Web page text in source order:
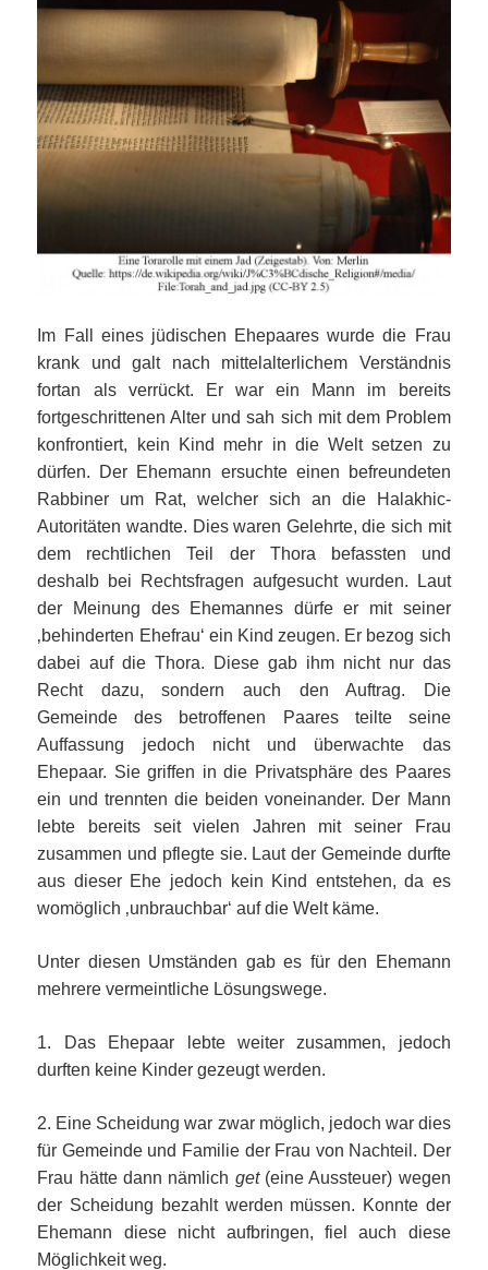
Im Fall eines jüdischen Ehepaares wurde die Frau
krank und galt nach mittelalterlichem Verständnis
fortan als verrückt. Er war ein Mann im bereits
fortgeschrittenen Alter und sah sich mit dem Problem
konfrontiert, kein Kind mehr in die Welt setzen zu
dürfen. Der Ehemann ersuchte einen befreundeten
Rabbiner um Rat, welcher sich an die Halakhic-
Autoritäten wandte. Dies waren Gelehrte, die sich mit
dem rechtlichen Teil der Thora befassten und
deshalb bei Rechtsfragen aufgesucht wurden. Laut
der Meinung des Ehemannes dürfe er mit seiner
‚behinderten Ehefrau‘ ein Kind zeugen. Er bezog sich
dabei auf die Thora. Diese gab ihm nicht nur das
Recht dazu, sondern auch den Auftrag. Die
Gemeinde des betroffenen Paares teilte seine
Auffassung jedoch nicht und überwachte das
Ehepaar. Sie griffen in die Privatsphäre des Paares
ein und trennten die beiden voneinander. Der Mann
lebte bereits seit vielen Jahren mit seiner Frau
zusammen und pflegte sie. Laut der Gemeinde durfte
aus dieser Ehe jedoch kein Kind entstehen, da es
womöglich ‚unbrauchbar‘ auf die Welt käme.
Unter diesen Umständen gab es für den Ehemann
mehrere vermeintliche Lösungswege.
1. Das Ehepaar lebte weiter zusammen, jedoch
durften keine Kinder gezeugt werden.
2. Eine Scheidung war zwar möglich, jedoch war dies
für Gemeinde und Familie der Frau von Nachteil. Der
Frau hätte dann nämlich get (eine Aussteuer) wegen
der Scheidung bezahlt werden müssen. Konnte der
Ehemann diese nicht aufbringen, fiel auch diese
Möglichkeit weg.